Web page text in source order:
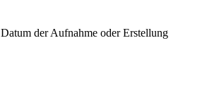
der Aufnahme oder Erstellung